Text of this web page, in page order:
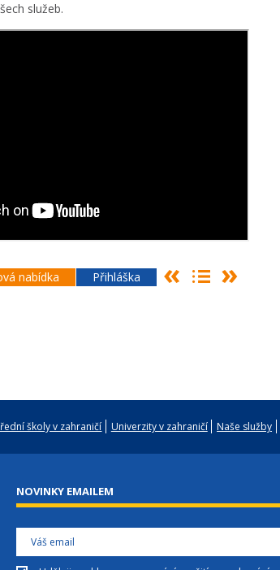
služeb.
nabídka Přihláška
školy v zahraničí Univerzity v zahraničí Naše služby
NOVINKY EMAILEM